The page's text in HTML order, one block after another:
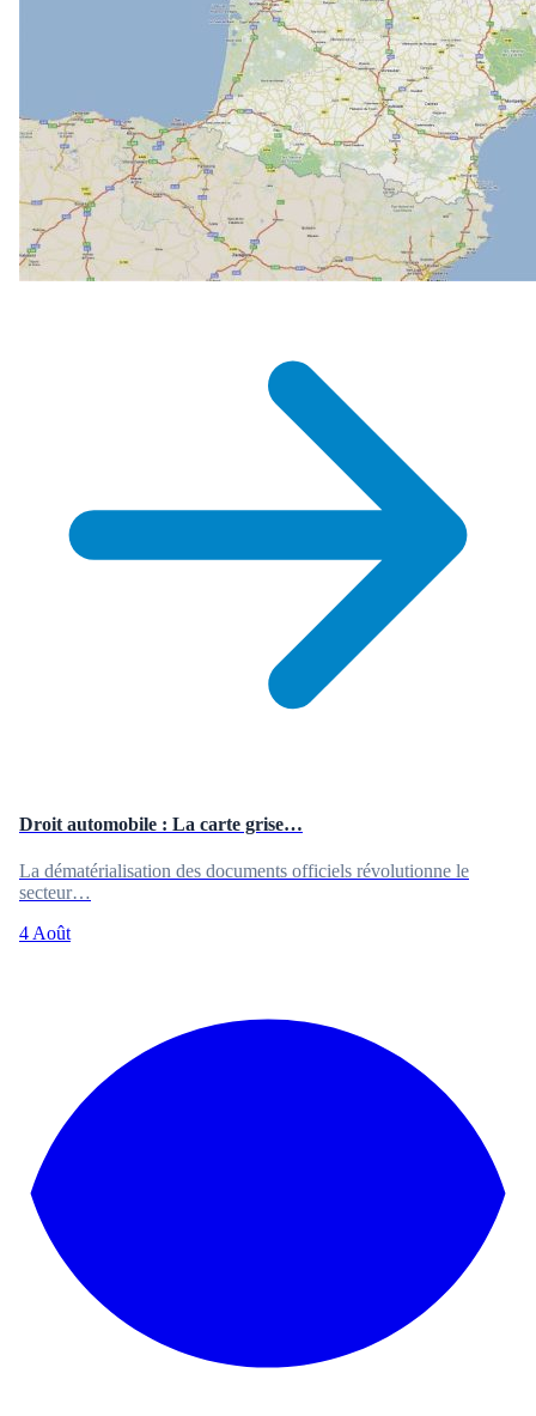
Droit automobile : La carte grise…
La dématérialisation des documents officiels révolutionne le
secteur…
4 Août